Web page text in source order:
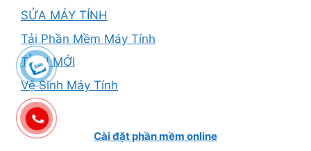
SỬA MÁY TÍNH
Tải Phần Mềm Máy Tính
TỈNH MỚI
Vệ Sinh Máy Tính
Cài đặt phần mềm online